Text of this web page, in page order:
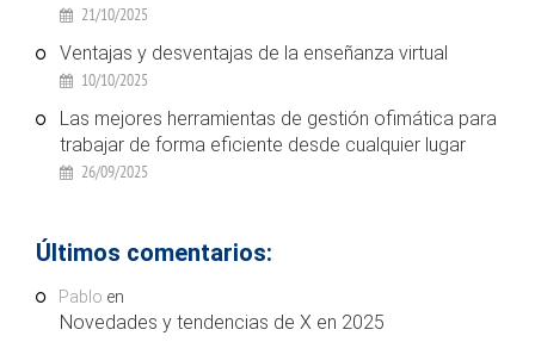
21/10/2025
Ventajas y desventajas de la enseñanza virtual
10/10/2025
Las mejores herramientas de gestión ofimática para
trabajar de forma eficiente desde cualquier lugar
26/09/2025
Últimos comentarios:
Pablo en
Novedades y tendencias de X en 2025